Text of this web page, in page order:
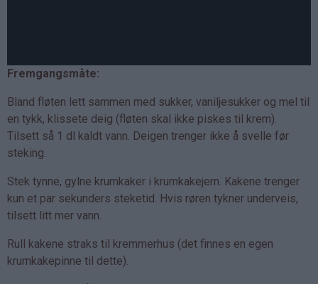
Fremgangsmåte:
Bland fløten lett sammen med sukker, vaniljesukker og mel til
en tykk, klissete deig (fløten skal ikke piskes til krem).
Tilsett så 1 dl kaldt vann. Deigen trenger ikke å svelle før
steking.
Stek tynne, gylne krumkaker i krumkakejern. Kakene trenger
kun et par sekunders steketid. Hvis røren tykner underveis,
tilsett litt mer vann.
Rull kakene straks til kremmerhus (det finnes en egen
krumkakepinne til dette).